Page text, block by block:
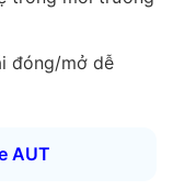
đóng/mở dễ
AUT